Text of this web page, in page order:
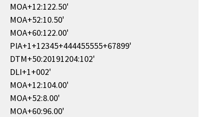
MOA+12:122.50'
MOA+52:10.50'
MOA+60:122.00'
PIA+1+12345+444455555+67899'
DTM+50:20191204:102'
DLI+1+002'
MOA+12:104.00'
MOA+52:8.00'
MOA+60:96.00'